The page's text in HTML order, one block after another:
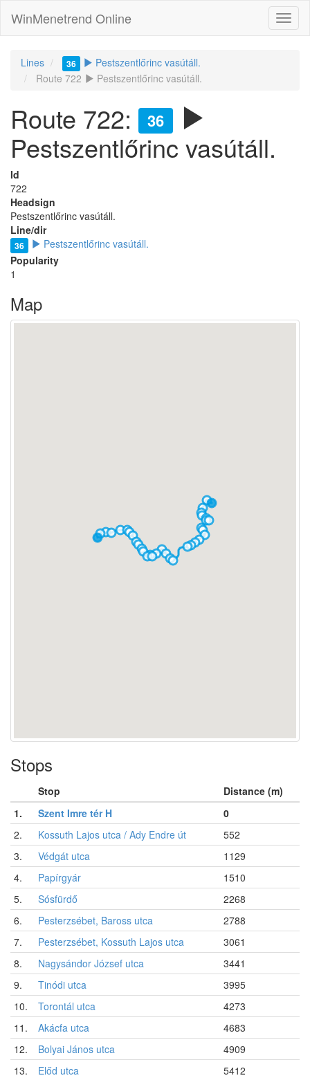
WinMenetrend Online
Lines 36
Pestszentlőrinc vasútáll.
Route 722
Pestszentlőrinc vasútáll.
Route 722: 36
Pestszentlőrinc vasútáll.
Id
722
Headsign
Pestszentlőrinc vasútáll.
Line/dir
36
Pestszentlőrinc vasútáll.
Popularity
1
Map
Stops
Stop
Distance (m)
1.
Szent Imre tér H
0
2.
Kossuth Lajos utca / Ady Endre út
552
3.
Védgát utca
1129
4.
Papírgyár
1510
5.
Sósfürdő
2268
6.
Pesterzsébet, Baross utca
2788
7.
Pesterzsébet, Kossuth Lajos utca
3061
8.
Nagysándor József utca
3441
9.
Tinódi utca
3995
10.
Torontál utca
4273
11.
Akácfa utca
4683
12.
Bolyai János utca
4909
13.
Előd utca
5412